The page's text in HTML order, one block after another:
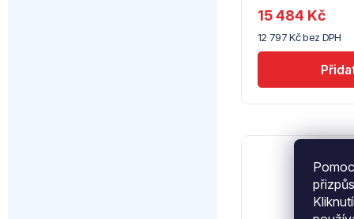
dodavatele
(14) -
Lindr
12 797 Kč bez DPH
15 484 Kč